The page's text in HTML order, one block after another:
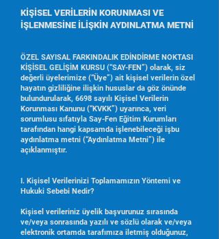
KİŞİSEL VERİLERİN KORUNMASI VE
İŞLENMESİNE İLİŞKİN AYDINLATMA METNİ
ÖZEL SAYISAL FARKINDALIK EDİNDİRME NOKTASI
KİŞİSEL GELİŞİM KURSU (“SAY-FEN”) olarak, siz
değerli üyelerimize (“Üye”) ait kişisel verilerin özel
hayatın gizliliğine ilişkin hususlar da göz önünde
bulundurularak, 6698 sayılı Kişisel Verilerin
Korunması Kanunu (“KVKK”) uyarınca, veri
sorumlusu sıfatıyla Say-Fen Eğitim Kurumları
tarafından hangi kapsamda işlenebileceği işbu
aydınlatma metni (“Aydınlatma Metni”) ile
açıklanmıştır.
I. Kişisel Verilerinizi Toplamamızın Yöntemi ve
Hukuki Sebebi Nedir?
Kişisel verileriniz üyelik başvurunuz sırasında
ve/veya sonrasında yazılı ve sözlü olarak ve/veya
elektronik ortamda tarafımıza iletmiş olduğunuz,